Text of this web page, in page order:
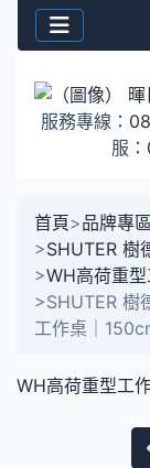
服務專線：
服：
首頁>品牌專區
>SHUTER 樹
>WH高荷重
>SHUTER 樹
工作桌｜
WH高荷重型工